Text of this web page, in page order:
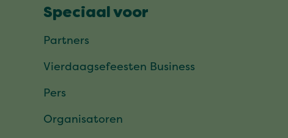
Speciaal voor
Partners
Vierdaagsefeesten Business
Pers
Organisatoren